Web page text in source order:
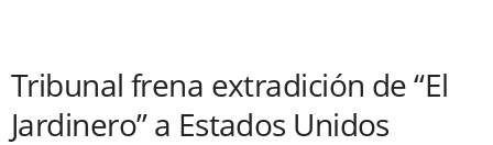
Tribunal frena extradición de “El
Jardinero” a Estados Unidos